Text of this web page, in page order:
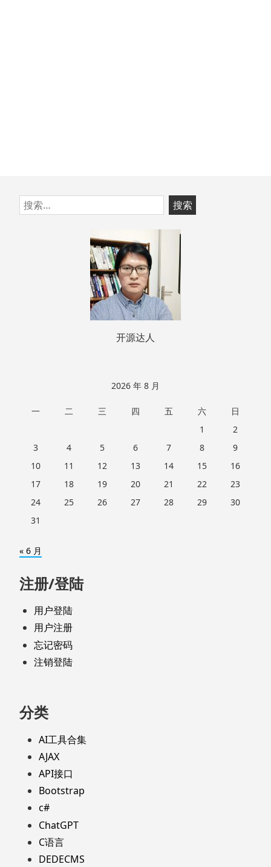
跳
至
搜
索：
开源达人
2026 年 8 月
一 二 三 四 五 六
日
1
2
3
4 5 6 7 8
9
10
11 12 13 14 15
16
17
18 19 20 21 22
23
24
25 26 27 28 29
30
31
« 6 月
注册/登陆
用户登陆
用户注册
忘记密码
注销登陆
分类
AI工具合集
AJAX
API接口
Bootstrap
c#
ChatGPT
C语言
DEDECMS